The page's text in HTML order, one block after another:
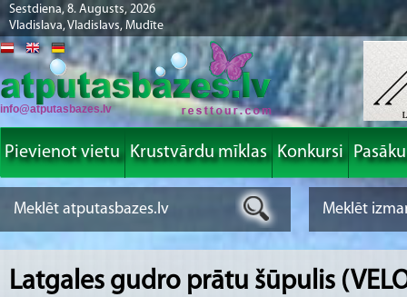
Sestdiena, 8. Augusts, 2026
Vladislava, Vladislavs, Mudīte
info@atputasbazes.lv
Pievienot vietu Krustvārdu mīklas Konkursi
Latgales gudro prātu šūpulis